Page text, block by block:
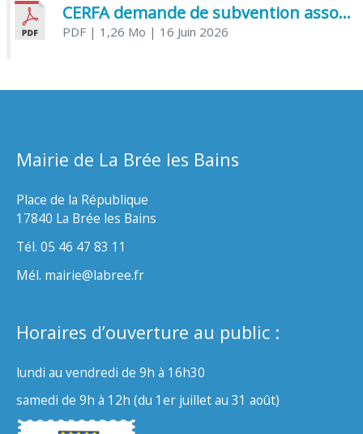
CERFA demande de subvention association
PDF| 1,26 Mo | 16 Juin 2026
Mairie de La Brée les Bains
Place de la République
17840 La Brée les Bains
Tél. 05 46 47 83 11
Mél. mairie@labree.fr
Horaires d’ouverture au public :
lundi au vendredi de 9h à 16h30
samedi de 9h à 12h (du 1er juillet au 31 août)